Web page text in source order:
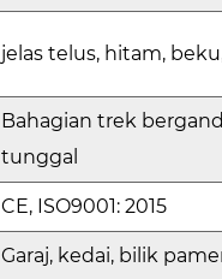
jelas telus, hitam,
Bahagian trek
tunggal
CE, ISO9001: 2015
Garaj, kedai, bilik